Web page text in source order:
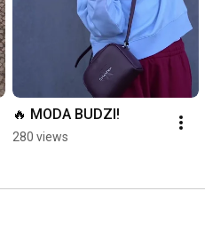
🔥 MODA BUDZI!
280 views